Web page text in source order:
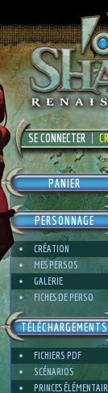
SE CONNECTER
PANIER
PERSONNAGE
CRÉATION
MES PERSOS
GALERIE
FICHES DE PERSO
TÉLÉCHARGEMENTS
FICHIERS PDF
SCÉNARIOS
PRINCES